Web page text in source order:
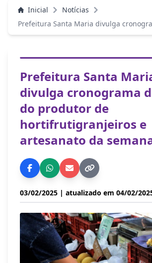
Inicial
Notícias
Prefeitura Santa Maria divulga
Prefeitura Santa
divulga cronograma
do produtor de
hortifrutigranjeiros e
artesanato da
03/02/2025 | atualizado em 04/02/